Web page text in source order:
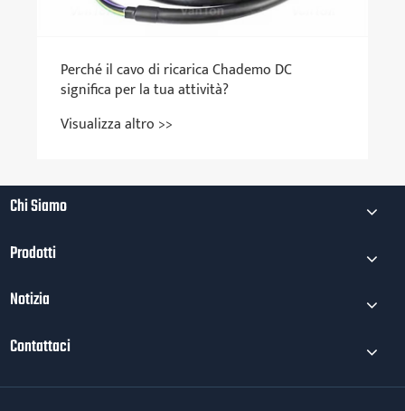
Chi Siamo
Prodotti
Notizia
Contattaci